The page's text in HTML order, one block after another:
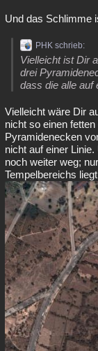
Und das Schlimme
PHK schrieb:
Vielleicht ist Dir
drei
dass die alle auf
Vielleicht wäre Dir
nicht so einen
Pyramidenecken
nicht auf einer
noch weiter weg;
Tempelbereichs